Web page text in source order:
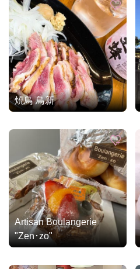
焼鳥 鳥新
Artisan Boulangerie
"Zen･zo"